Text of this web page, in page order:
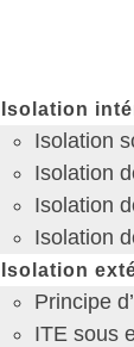
Isolation
Isolation
Isolation
Isolation
Isolation
Isolation
Principe
ITE sous